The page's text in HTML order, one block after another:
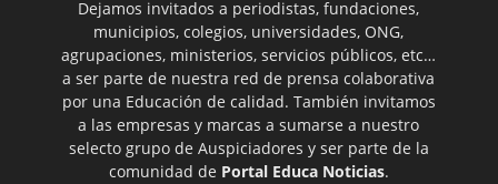
Dejamos invitados a periodistas, fundaciones,
municipios, colegios, universidades, ONG,
agrupaciones, ministerios, servicios públicos, etc…
a ser parte de nuestra red de prensa colaborativa
por una Educación de calidad. También invitamos
a las empresas y marcas a sumarse a nuestro
selecto grupo de Auspiciadores y ser parte de la
comunidad de Portal Educa Noticias.